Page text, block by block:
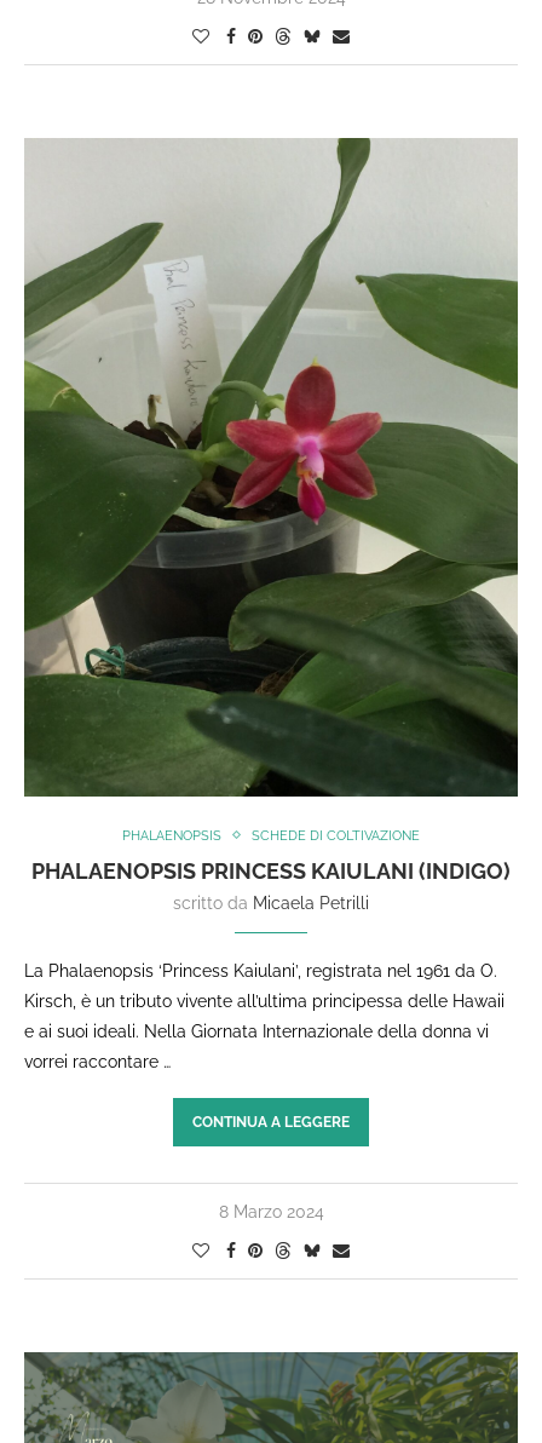
PHALAENOPSIS SCHEDE DI COLTIVAZIONE
PHALAENOPSIS PRINCESS KAIULANI (INDIGO)
scritto da Micaela Petrilli
La Phalaenopsis ‘Princess Kaiulani’, registrata nel 1961 da O.
Kirsch, è un tributo vivente all’ultima principessa delle Hawaii
e ai suoi ideali. Nella Giornata Internazionale della donna vi
vorrei raccontare …
CONTINUA A LEGGERE
8 Marzo 2024